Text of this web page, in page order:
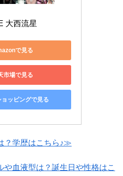
大西流星
で見る
市場で見る
ッピングで見る
？学歴はこちら♪≫
血液型は？誕生日や性格はこ